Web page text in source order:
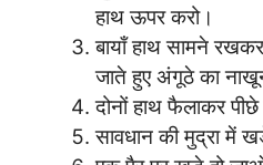
हाथ ऊपर करो।
बायाँ हाथ सामने
जाते हुए अंगूठे का
दोनों हाथ फैलाकर
सावधान की मुद्रा में